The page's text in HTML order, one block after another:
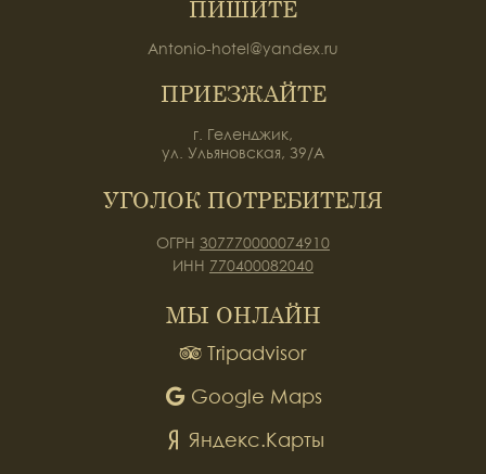
ПИШИТЕ
Antonio-hotel@yandex.ru
ПРИЕЗЖАЙТЕ
г. Геленджик,
ул. Ульяновская, 39/А
УГОЛОК ПОТРЕБИТЕЛЯ
ОГРН 307770000074910
ИНН 770400082040
МЫ ОНЛАЙН
Tripadvisor
Google Maps
Яндекс.Карты